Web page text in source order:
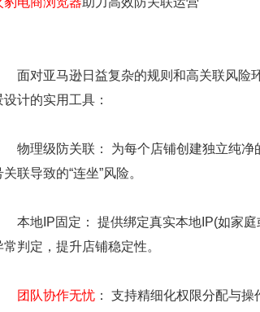
对亚马逊日益复杂的规则和高关联风险环
设计的实用工具：
理级防关联： 为每个店铺创建独立纯净的
关联导致的“连坐”风险。
地IP固定： 提供绑定真实本地IP(如家庭
常判定，提升店铺稳定性。
团队协作无忧 ： 支持精细化权限分配与